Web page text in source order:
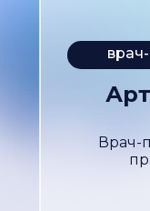
Врач-